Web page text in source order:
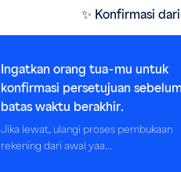
✨ Konfirmasi
Ingatkan orang tua-mu untuk
konfirmasi persetujuan sebelum
batas waktu berakhir.
Jika lewat, ulangi proses pembukaan
rekening dari awal yaa...